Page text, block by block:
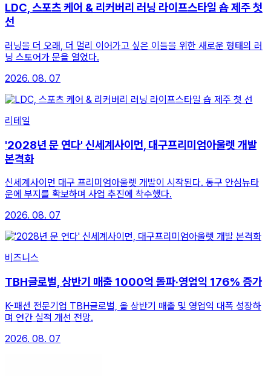
LDC, 스포츠 케어 & 리커버리 러닝 라이프스타일 숍 제주 첫
선
러닝을 더 오래, 더 멀리 이어가고 싶은 이들을 위한 새로운 형태의 러
닝 스토어가 문을 열었다.
2026. 08. 07
리테일
'2028년 문 연다' 신세계사이먼, 대구프리미엄아울렛 개발
본격화
신세계사이먼 대구 프리미엄아울렛 개발이 시작된다. 동구 안심뉴타
운에 부지를 확보하며 사업 추진에 착수했다.
2026. 08. 07
비즈니스
TBH글로벌, 상반기 매출 1000억 돌파·영업익 176% 증가
K-패션 전문기업 TBH글로벌, 올 상반기 매출 및 영업익 대폭 성장하
며 연간 실적 개선 전망.
2026. 08. 07